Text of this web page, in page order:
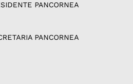
PANCORNEA
PANCORNEA